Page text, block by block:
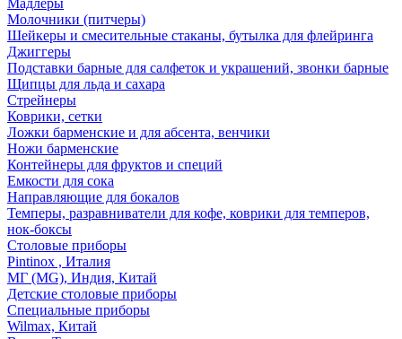
Мадлеры
Молочники (питчеры)
Шейкеры и смесительные стаканы, бутылка для флейринга
Джиггеры
Подставки барные для салфеток и украшений, звонки барные
Щипцы для льда и сахара
Стрейнеры
Коврики, сетки
Ложки барменские и для абсента, венчики
Ножи барменские
Контейнеры для фруктов и специй
Емкости для сока
Направляющие для бокалов
Темперы, разравниватели для кофе, коврики для темперов,
нок-боксы
Столовые приборы
Pintinox , Италия
МГ (MG), Индия, Китай
Детские столовые приборы
Специальные приборы
Wilmax, Китай